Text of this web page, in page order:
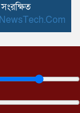
NewsTech.Com